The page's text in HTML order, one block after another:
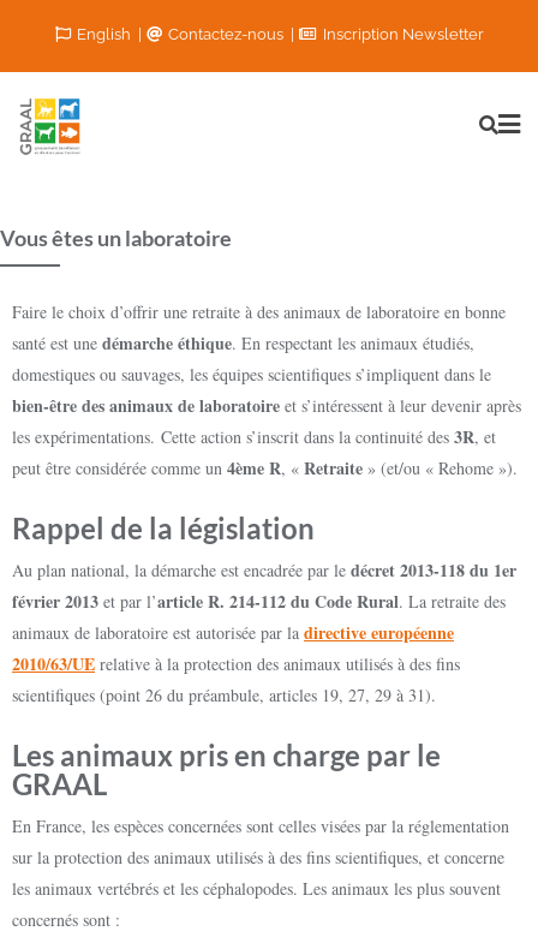
English Contactez-nous Inscription Newsletter
Vous êtes un laboratoire
Faire le choix d’offrir une retraite à des animaux de laboratoire en bonne
santé est une démarche éthique. En respectant les animaux étudiés,
domestiques ou sauvages, les équipes scientifiques s’impliquent dans le
bien-être des animaux de laboratoire et s’intéressent à leur devenir après
les expérimentations. Cette action s’inscrit dans la continuité des 3R, et
peut être considérée comme un 4ème R, « Retraite » (et/ou « Rehome »).
Rappel de la législation
Au plan national, la démarche est encadrée par le décret 2013-118 du 1er
février 2013 et par l’article R. 214-112 du Code Rural. La retraite des
animaux de laboratoire est autorisée par la directive européenne
2010/63/UE relative à la protection des animaux utilisés à des fins
scientifiques (point 26 du préambule, articles 19, 27, 29 à 31).
Les animaux pris en charge par le
GRAAL
En France, les espèces concernées sont celles visées par la réglementation
sur la protection des animaux utilisés à des fins scientifiques, et concerne
les animaux vertébrés et les céphalopodes. Les animaux les plus souvent
concernés sont :